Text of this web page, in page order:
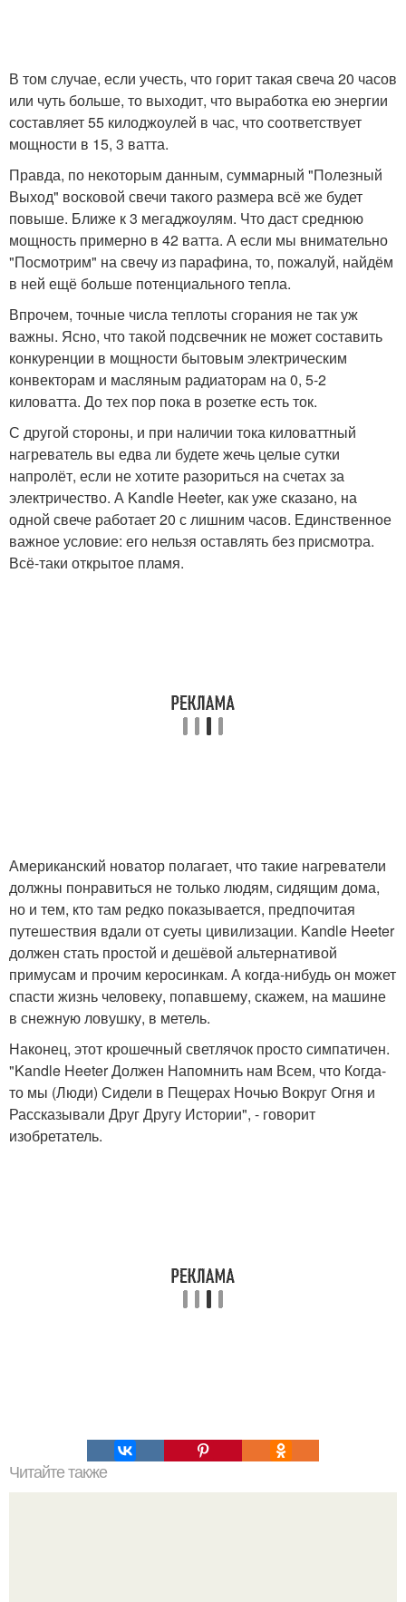
В том случае, если учесть, что горит такая свеча 20 часов
или чуть больше, то выходит, что выработка ею энергии
составляет 55 килоджоулей в час, что соответствует
мощности в 15, 3 ватта.
Правда, по некоторым данным, суммарный "Полезный
Выход" восковой свечи такого размера всё же будет
повыше. Ближе к 3 мегаджоулям. Что даст среднюю
мощность примерно в 42 ватта. А если мы внимательно
"Посмотрим" на свечу из парафина, то, пожалуй, найдём
в ней ещё больше потенциального тепла.
Впрочем, точные числа теплоты сгорания не так уж
важны. Ясно, что такой подсвечник не может составить
конкуренции в мощности бытовым электрическим
конвекторам и масляным радиаторам на 0, 5-2
киловатта. До тех пор пока в розетке есть ток.
С другой стороны, и при наличии тока киловаттный
нагреватель вы едва ли будете жечь целые сутки
напролёт, если не хотите разориться на счетах за
электричество. А Kandle Heeter, как уже сказано, на
одной свече работает 20 с лишним часов. Единственное
важное условие: его нельзя оставлять без присмотра.
Всё-таки открытое пламя.
Американский новатор полагает, что такие нагреватели
должны понравиться не только людям, сидящим дома,
но и тем, кто там редко показывается, предпочитая
путешествия вдали от суеты цивилизации. Kandle Heeter
должен стать простой и дешёвой альтернативой
примусам и прочим керосинкам. А когда-нибудь он может
спасти жизнь человеку, попавшему, скажем, на машине
в снежную ловушку, в метель.
Наконец, этот крошечный светлячок просто симпатичен.
"Kandle Heeter Должен Напомнить нам Всем, что Когда-
то мы (Люди) Сидели в Пещерах Ночью Вокруг Огня и
Рассказывали Друг Другу Истории", - говорит
изобретатель.
Читайте также